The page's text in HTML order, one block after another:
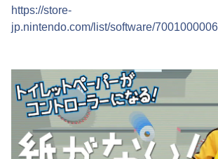
https://store-
jp.nintendo.com/list/software/